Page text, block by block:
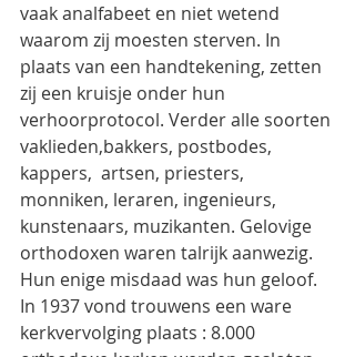
vaak analfabeet en niet wetend
waarom zij moesten sterven. In
plaats van een handtekening, zetten
zij een kruisje onder hun
verhoorprotocol. Verder alle soorten
vaklieden,bakkers, postbodes,
kappers,  artsen, priesters,
monniken, leraren, ingenieurs,
kunstenaars, muzikanten. Gelovige
orthodoxen waren talrijk aanwezig.
Hun enige misdaad was hun geloof.
In 1937 vond trouwens een ware
kerkvervolging plaats : 8.000